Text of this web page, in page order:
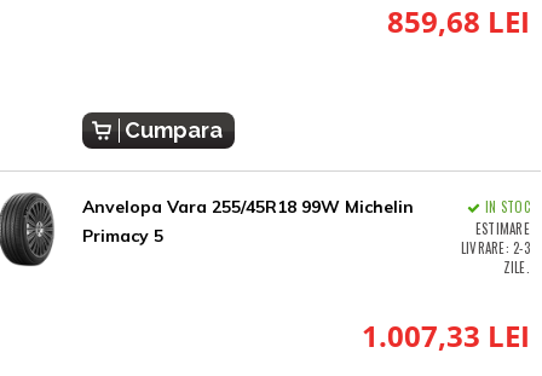
859,68 LEI
Cumpara
Anvelopa Vara 255/45R18 99W Michelin
Primacy 5
IN STOC
ESTIMARE
LIVRARE: 2-3
ZILE.
1.007,33 LEI